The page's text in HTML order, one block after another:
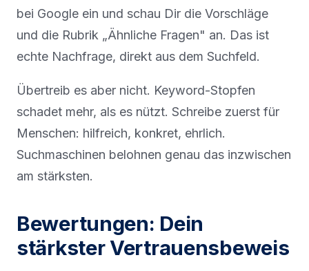
bei Google ein und schau Dir die Vorschläge
und die Rubrik „Ähnliche Fragen" an. Das ist
echte Nachfrage, direkt aus dem Suchfeld.
Übertreib es aber nicht. Keyword-Stopfen
schadet mehr, als es nützt. Schreibe zuerst für
Menschen: hilfreich, konkret, ehrlich.
Suchmaschinen belohnen genau das inzwischen
am stärksten.
Bewertungen: Dein
stärkster Vertrauensbeweis